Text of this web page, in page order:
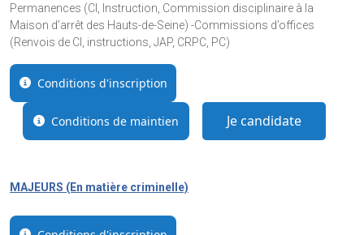
Permanences (CI, Instruction, Commission disciplinaire à la
Maison d’arrêt des Hauts-de-Seine) -Commissions d’offices
(Renvois de CI, instructions, JAP, CRPC, PC)
Conditions d'inscription
Conditions de maintien Je candidate
MAJEURS (En matière criminelle)